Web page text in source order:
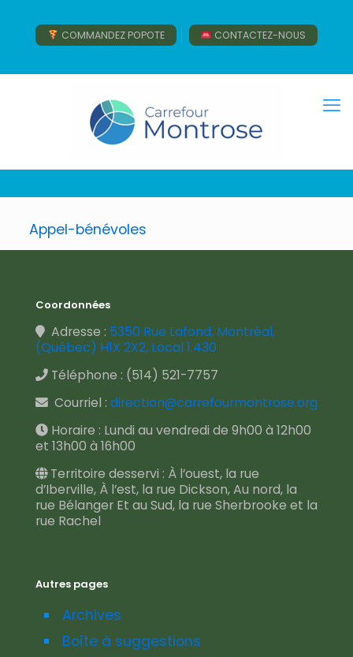
COMMANDEZ POPOTE CONTACTEZ-NOUS
Appel-bénévoles
Coordonnées
Adresse : 5350 Rue Lafond, Montréal,
(Québec) H1X 2X2, Local 1.430
Téléphone : (514) 521-7757
Courriel : direction@carrefourmontrose.org
Horaire : Lundi au vendredi de 9h00 à 12h00
et 13h00 à 16h00
Territoire desservi : À l’ouest, la rue
d’Iberville, À l’est, la rue Dickson, Au nord, la
rue Bélanger Et au Sud, la rue Sherbrooke et la
rue Rachel
Autres pages
Archives
Boîte à suggestions